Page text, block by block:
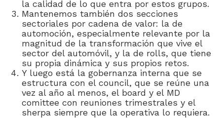
la calidad de lo que entra por estos grupos.
Mantenemos también dos secciones
sectoriales por cadena de valor: la de
automoción, especialmente relevante por la
magnitud de la transformación que vive el
sector del automóvil, y la de rolls, que tiene
su propia dinámica y sus propios retos.
Y luego está la gobernanza interna que se
estructura con el council, que se reúne una
vez al año al menos, el board y el MD
comittee con reuniones trimestrales y el
sherpa siempre que la operativa lo requiera.